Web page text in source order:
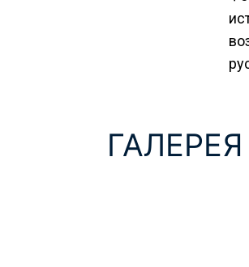
ГАЛЕРЕЯ